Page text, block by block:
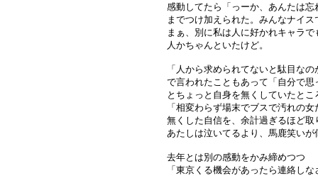
感動してたら「っーか、あんたは
までつけ加えられた。みんなナイス
まぁ、別に私は人に好かれキャラ
人かちゃんといたけど。
「人から求められてないと駄目な
で言われたこともあって「自分で
とちょっと自身を無くしていたとこ
「相変わらず場末でブスで汚れの
無くした自信を、余計過ぎるほど取
あたしは泣いてるより、馬鹿笑い
去年とは別の感動をかみ締めつつ
「東京くる機会があったら連絡し